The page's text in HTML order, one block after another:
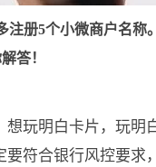
注册5个小微商户名
答！
玩明白卡片，玩
符合银行风控要